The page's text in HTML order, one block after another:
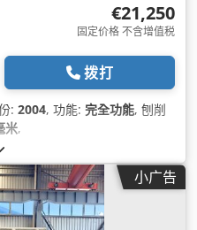
€21,250
固定价格 不含增值税
拨打
: 2004, 功能: 完全功能, 刨削
米,
小广告